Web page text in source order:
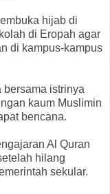
hijab di
di Eropah agar
di kampus-kampus
bersama istrinya
kaum Muslimin
bencana.
Al Quran
hilang
sekular.